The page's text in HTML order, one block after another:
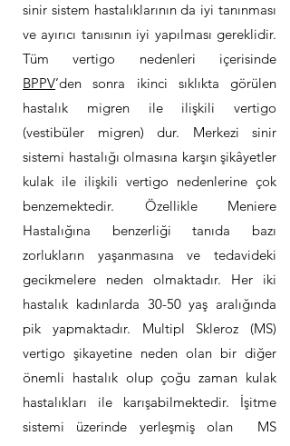
sinir sistem hastalıklarının da iyi tanınması
ve ayırıcı tanısının iyi yapılması gereklidir.
Tüm vertigo nedenleri içerisinde
BPPV’den sonra ikinci sıklıkta görülen
hastalık migren ile ilişkili vertigo
(vestibüler migren) dur. Merkezi sinir
sistemi hastalığı olmasına karşın şikâyetler
kulak ile ilişkili vertigo nedenlerine çok
benzemektedir. Özellikle Meniere
Hastalığına benzerliği tanıda bazı
zorlukların yaşanmasına ve tedavideki
gecikmelere neden olmaktadır. Her iki
hastalık kadınlarda 30-50 yaş aralığında
pik yapmaktadır. Multipl Skleroz (MS)
vertigo şikayetine neden olan bir diğer
önemli hastalık olup çoğu zaman kulak
hastalıkları ile karışabilmektedir. İşitme
sistemi üzerinde yerleşmiş olan MS